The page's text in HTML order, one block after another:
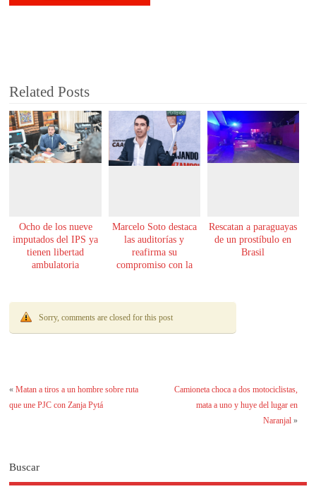
Related Posts
Ocho de los nueve
imputados del IPS ya
tienen libertad
ambulatoria
Marcelo Soto destaca
las auditorías y
reafirma su
compromiso con la
Rescatan a paraguayas
de un prostíbulo en
Brasil
Sorry, comments are closed for this post
«Matan a tiros a un hombre sobre ruta
que une PJC con Zanja Pytá
Camioneta choca a dos motociclistas,
mata a uno y huye del lugar en
Naranjal»
Buscar